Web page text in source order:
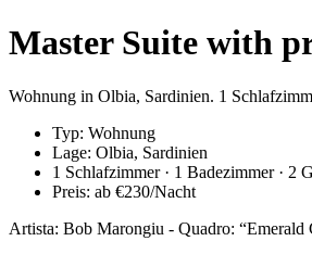
Master Suite with
Wohnung in Olbia, Sardinien. 1
Typ: Wohnung
Lage: Olbia, Sardinien
1 Schlafzimmer · 1 Badezimmer · 2
Preis: ab €230/Nacht
Artista: Bob Marongiu - Quadro: “Emerald